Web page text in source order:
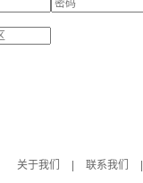
关于我们
联系我们